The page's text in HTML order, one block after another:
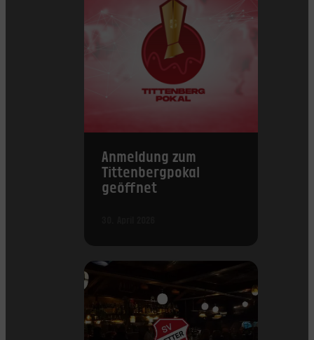
Anmeldung zum
Tittenbergpokal
geöffnet